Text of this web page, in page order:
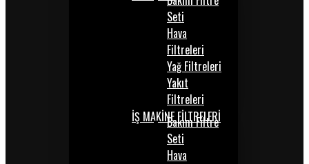
Seti
Hava
Filtreleri
Yağ Filtreleri
Yakıt
Filtreleri
İŞ MAKİNE FİLTRELERİ
Bakım Filtre
Seti
Hava